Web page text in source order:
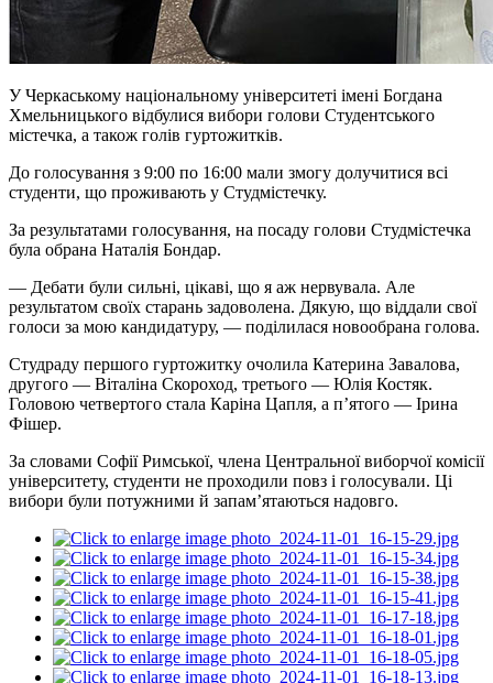
У Черкаському національному університеті імені Богдана
Хмельницького відбулися вибори голови Студентського
містечка, а також голів гуртожитків.
До голосування з 9:00 по 16:00 мали змогу долучитися всі
студенти, що проживають у Студмістечку.
За результатами голосування, на посаду голови Студмістечка
була обрана Наталія Бондар.
— Дебати були сильні, цікаві, що я аж нервувала. Але
результатом своїх старань задоволена. Дякую, що віддали свої
голоси за мою кандидатуру, — поділилася новообрана голова.
Студраду першого гуртожитку очолила Катерина Завалова,
другого — Віталіна Скороход, третього — Юлія Костяк.
Головою четвертого стала Каріна Цапля, а п’ятого — Ірина
Фішер.
За словами Софії Римської, члена Центральної виборчої комісії
університету, студенти не проходили повз і голосували. Ці
вибори були потужними й запам’ятаються надовго.